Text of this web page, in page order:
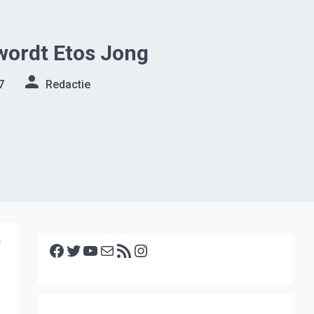
Etos Jong
Redactie
Facebook Twitter YouTube E-mail RSS feed